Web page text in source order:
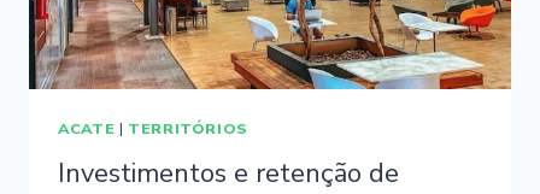
ACATE | TERRITÓRIOS
Investimentos e retenção de